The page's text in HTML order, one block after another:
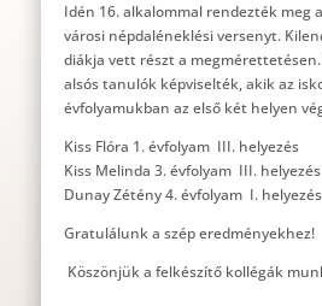
Idén 16. alkalommal rendezték meg
városi népdaléneklési versenyt.
diákja vett részt a
alsós tanulók képviselték, akik az
évfolyamukban az első két helyen
Kiss Flóra 1. évfolyam III. helyezés
Kiss Melinda 3. évfolyam III. helyezés
Dunay Zétény 4. évfolyam I. helyezés
Gratulálunk a szép eredményekhez!
Köszönjük a felkészítő kollégák